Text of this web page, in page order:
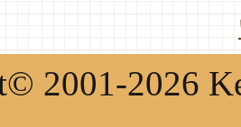
2001-2026